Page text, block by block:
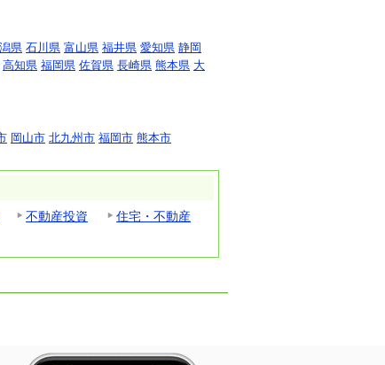
県 石川県 富山県 福井県 愛知県 静岡
高知県 福岡県 佐賀県 長崎県 熊本県 大
岡山市 北九州市 福岡市 熊本市
不動産投資
住宅・不動産